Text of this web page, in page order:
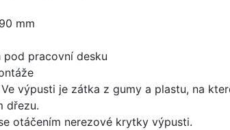
mm
pod pracovní desku
výpusti je zátka z gumy a plastu, na
dřezu.
otáčením nerezové krytky výpusti.